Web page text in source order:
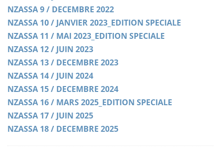
NZASSA 9 / DECEMBRE 2022
NZASSA 10 / JANVIER 2023_EDITION SPECIALE
NZASSA 11 / MAI 2023_EDITION SPECIALE
NZASSA 12 / JUIN 2023
NZASSA 13 / DECEMBRE 2023
NZASSA 14 / JUIN 2024
NZASSA 15 / DECEMBRE 2024
NZASSA 16 / MARS 2025_EDITION SPECIALE
NZASSA 17 / JUIN 2025
NZASSA 18 / DECEMBRE 2025